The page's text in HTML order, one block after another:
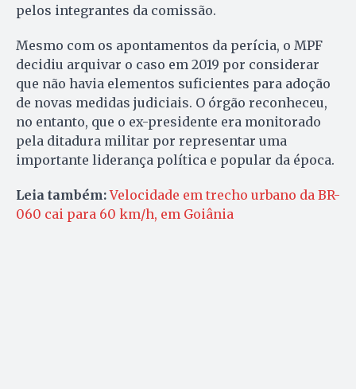
pelos integrantes da comissão.
Mesmo com os apontamentos da perícia, o MPF
decidiu arquivar o caso em 2019 por considerar
que não havia elementos suficientes para adoção
de novas medidas judiciais. O órgão reconheceu,
no entanto, que o ex-presidente era monitorado
pela ditadura militar por representar uma
importante liderança política e popular da época.
Leia também:Velocidade em trecho urbano da BR-
060 cai para 60 km/h, em Goiânia